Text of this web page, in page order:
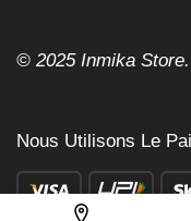
© 2025 Inmika
Nous Utilisons Le